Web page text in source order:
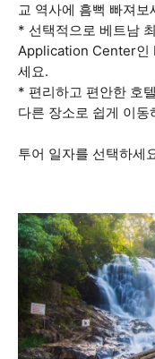
교 역사에 흠뻑 빠져보
* 선택적으로 베트남
Application Center인
세요.
* 편리하고 편안한 호
다른 장소로 쉽게 이동
투어 일자를 선택하세